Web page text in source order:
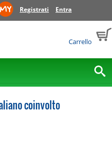
Registrati Entra
Carrello
coinvolto